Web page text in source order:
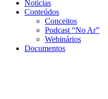
Notícias
Conteúdos
Conceitos
Podcast “No Ar”
Webinários
Documentos